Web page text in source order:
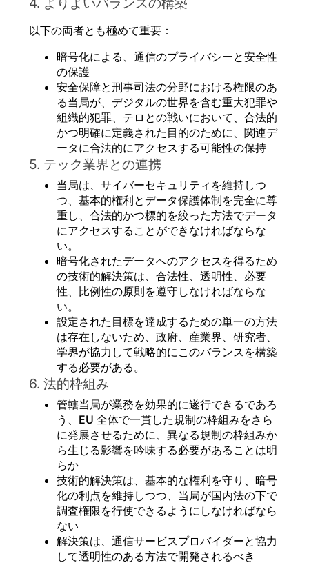
以下の両者とも極めて重要：
暗号化による、通信のプライバシーと安全性
の保護
安全保障と刑事司法の分野における権限のあ
る当局が、デジタルの世界を含む重大犯罪や
組織的犯罪、テロとの戦いにおいて、合法的
かつ明確に定義された目的のために、関連デ
ータに合法的にアクセスする可能性の保持
5. テック業界との連携
当局は、サイバーセキュリティを維持しつ
つ、基本的権利とデータ保護体制を完全に尊
重し、合法的かつ標的を絞った方法でデータ
にアクセスすることができなければならな
い。
暗号化されたデータへのアクセスを得るため
の技術的解決策は、合法性、透明性、必要
性、比例性の原則を遵守しなければならな
い。
設定された目標を達成するための単一の方法
は存在しないため、政府、産業界、研究者、
学界が協力して戦略的にこのバランスを構築
する必要がある。
6. 法的枠組み
管轄当局が業務を効果的に遂行できるであろ
う、EU 全体で一貫した規制の枠組みをさら
に発展させるために、異なる規制の枠組みか
ら生じる影響を吟味する必要があることは明
らか
技術的解決策は、基本的な権利を守り、暗号
化の利点を維持しつつ、当局が国内法の下で
調査権限を行使できるようにしなければなら
ない
解決策は、通信サービスプロバイダーと協力
して透明性のある方法で開発されるべき